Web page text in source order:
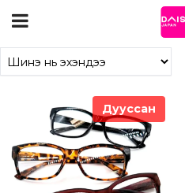
Дууссан